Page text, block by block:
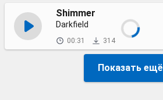
Shimmer
Darkfield
00:31 314
Показать ещё